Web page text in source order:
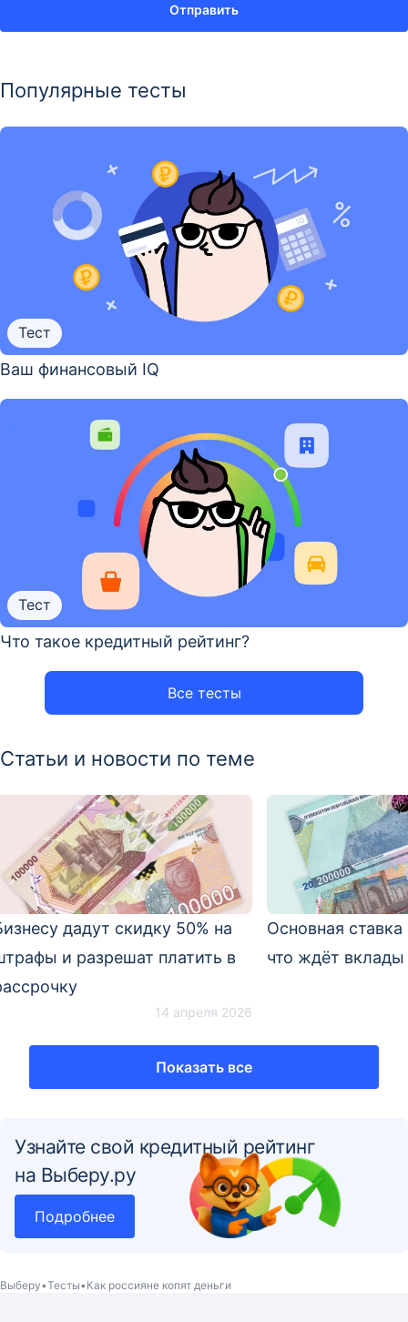
Отправить
Популярные тесты
Все тесты
Тест
Ваш финансовый IQ
Тест
Что такое кредитный рейтинг?
Статьи и новости по теме
дадут скидку 50% на
и разрешат платить в
14 апреля 2026
Основная ставка
что ждёт вклады
Показать все
Узнайте свой кредитный рейтинг
на Выберу.ру
Подробнее
Выберу Тесты Как россияне копят деньги